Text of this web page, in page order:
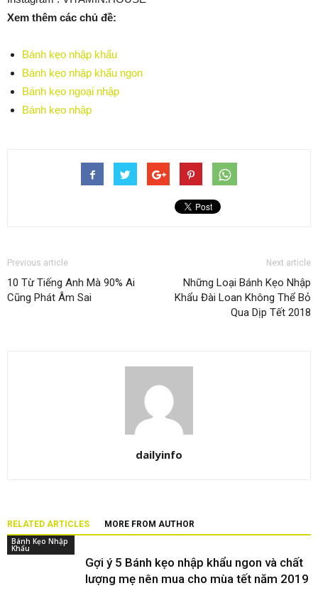
Xem thêm các chủ đề:
Bánh kẹo nhập khẩu
Bánh kẹo nhập khẩu ngon
Bánh kẹo ngoại nhập
Bánh kẹo nhập
Previous article
10 Từ Tiếng Anh Mà 90% Ai
Cũng Phát Âm Sai
Next article
Những Loại Bánh Kẹo Nhập
Khẩu Đài Loan Không Thể Bỏ
Qua Dịp Tết 2018
dailyinfo
RELATED ARTICLES
MORE FROM AUTHOR
Bánh Kẹo Nhập
Khẩu
Gợi ý 5 Bánh kẹo nhập khẩu ngon và chất
lượng mẹ nên mua cho mùa tết năm 2019